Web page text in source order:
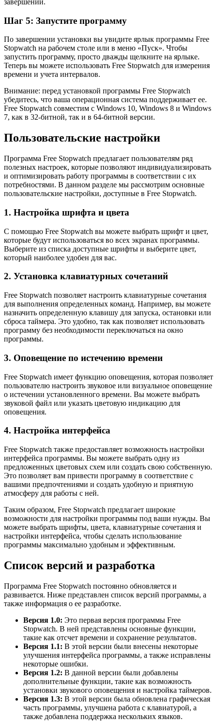
завершении.
Шаг 5: Запустите программу
По завершении установки вы увидите ярлык программы Free
Stopwatch на рабочем столе или в меню «Пуск». Чтобы
запустить программу, просто дважды щелкните на ярлыке.
Теперь вы можете использовать Free Stopwatch для измерения
времени и учета интервалов.
Внимание: перед установкой программы Free Stopwatch
убедитесь, что ваша операционная система поддерживает ее.
Free Stopwatch совместим с Windows 10, Windows 8 и Windows
7, как в 32-битной, так и в 64-битной версии.
Пользовательские настройки
Программа Free Stopwatch предлагает пользователям ряд
полезных настроек, которые позволяют индивидуализировать
и оптимизировать работу программы в соответствии с их
потребностями. В данном разделе мы рассмотрим основные
пользовательские настройки, доступные в Free Stopwatch.
1. Настройка шрифта и цвета
С помощью Free Stopwatch вы можете выбрать шрифт и цвет,
которые будут использоваться во всех экранах программы.
Выберите из списка доступные шрифты и выберите цвет,
который наиболее удобен для вас.
2. Установка клавиатурных сочетаний
Free Stopwatch позволяет настроить клавиатурные сочетания
для выполнения определенных команд. Например, вы можете
назначить определенную клавишу для запуска, остановки или
сброса таймера. Это удобно, так как позволяет использовать
программу без необходимости переключаться на окно
программы.
3. Оповещение по истечению времени
Free Stopwatch имеет функцию оповещения, которая позволяет
пользователю настроить звуковое или визуальное оповещение
о истечении установленного времени. Вы можете выбрать
звуковой файл или указать цветовую индикацию для
оповещения.
4. Настройка интерфейса
Free Stopwatch также предоставляет возможность настройки
интерфейса программы. Вы можете выбрать одну из
предложенных цветовых схем или создать свою собственную.
Это позволяет вам привести программу в соответствие с
вашими предпочтениями и создать удобную и приятную
атмосферу для работы с ней.
Таким образом, Free Stopwatch предлагает широкие
возможности для настройки программы под ваши нужды. Вы
можете выбрать шрифты, цвета, клавиатурные сочетания и
настройки интерфейса, чтобы сделать использование
программы максимально удобным и эффективным.
Список версий и разработка
Программа Free Stopwatch постоянно обновляется и
развивается. Ниже представлен список версий программы, а
также информация о ее разработке.
Версия 1.0: Это первая версия программы Free
Stopwatch. В ней представлены основные функции,
такие как отсчет времени и сохранение результатов.
Версия 1.1: В этой версии были внесены некоторые
улучшения интерфейса программы, а также исправлены
некоторые ошибки.
Версия 1.2: В данной версии были добавлены
дополнительные функции, такие как возможность
установки звукового оповещения и настройка таймеров.
Версия 1.3: В этой версии была обновлена графическая
часть программы, улучшена работа с клавиатурой, а
также добавлена поддержка нескольких языков.